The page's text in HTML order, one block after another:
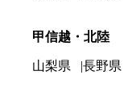
甲信越・北陸
山梨県 長野県